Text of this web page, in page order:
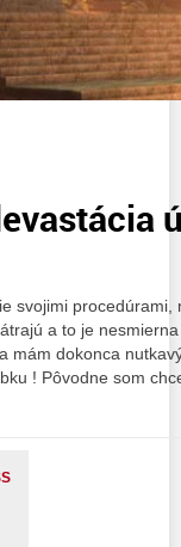
svojimi
a to je
mám dokonca
! Pôvodne som